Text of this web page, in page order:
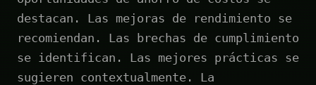
destacan. Las mejoras de rendimiento se
recomiendan. Las brechas de cumplimiento
se identifican. Las mejores prácticas se
sugieren contextualmente. La